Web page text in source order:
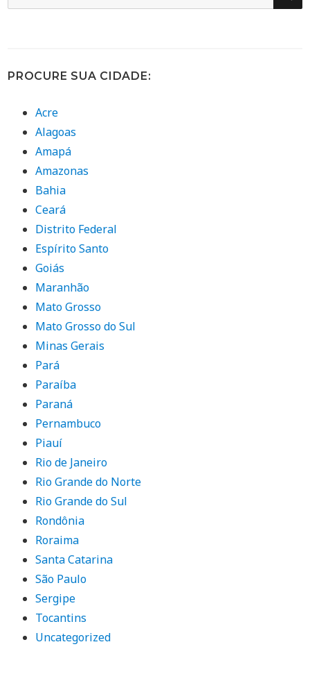
por:
PROCURE SUA CIDADE:
Acre
Alagoas
Amapá
Amazonas
Bahia
Ceará
Distrito Federal
Espírito Santo
Goiás
Maranhão
Mato Grosso
Mato Grosso do Sul
Minas Gerais
Pará
Paraíba
Paraná
Pernambuco
Piauí
Rio de Janeiro
Rio Grande do Norte
Rio Grande do Sul
Rondônia
Roraima
Santa Catarina
São Paulo
Sergipe
Tocantins
Uncategorized